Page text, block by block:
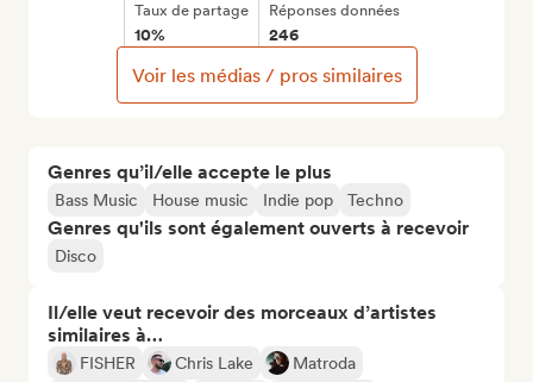
Genres qu’il/elle accepte le plus
Bass Music House music Indie pop Techno
Genres qu'ils sont également ouverts à recevoir
Disco
Il/elle veut recevoir des morceaux d’artistes
similaires à…
FISHER Chris Lake
Matroda
Taux de partage
10%
Réponses données
246
Voir les médias / pros similaires